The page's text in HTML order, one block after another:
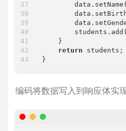
        data.setName(
    }
return students;
编码将数据写入到响应体实